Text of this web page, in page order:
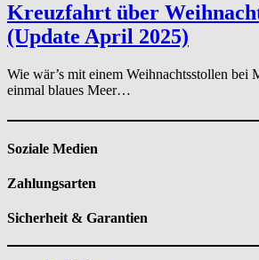
Kreuzfahrt über
(Update April 2025)
Wie wär’s mit einem Weihnachtsstollen bei
einmal blaues Meer…
Soziale Medien
Zahlungsarten
Sicherheit & Garantien